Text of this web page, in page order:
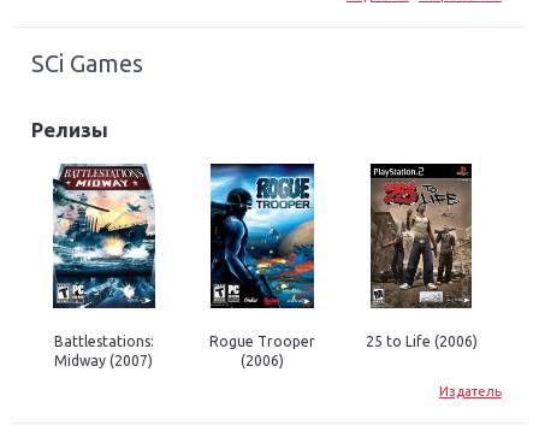
SCi Games
Релизы
Battlestations:
Midway (2007)
Rogue Trooper
(2006)
25 to Life (2006)
Издатель